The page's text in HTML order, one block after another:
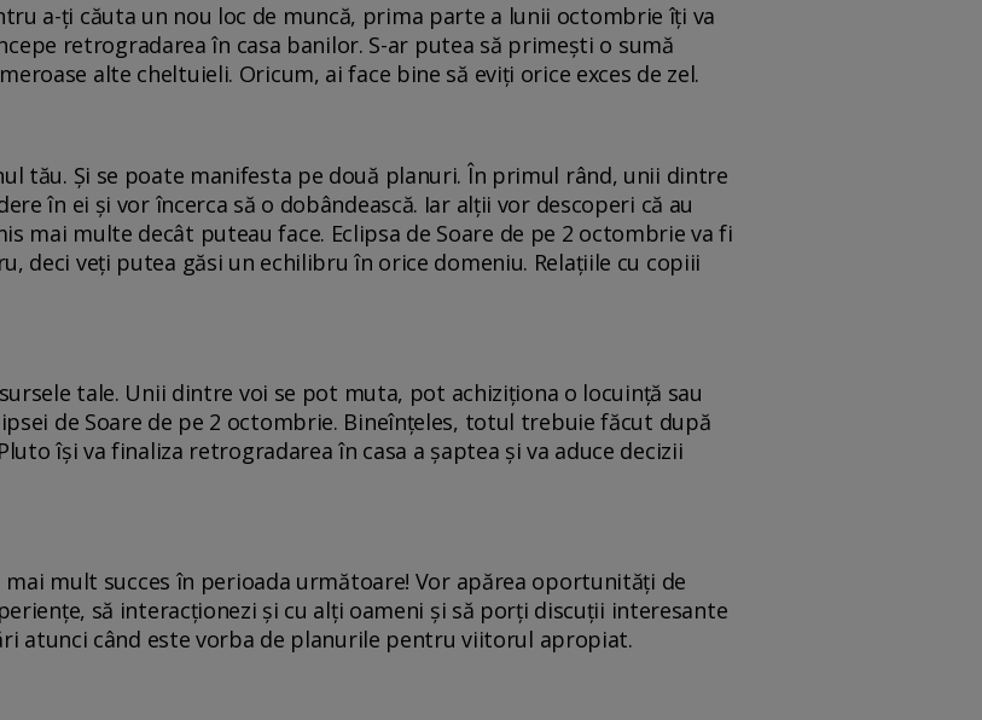
a-ți căuta un nou loc de muncă, prima parte a lunii octombrie îți va
retrogradarea în casa banilor. S-ar putea să primești o sumă
alte cheltuieli. Oricum, ai face bine să eviți orice exces de zel.
tău. Și se poate manifesta pe două planuri. În primul rând, unii dintre
în ei și vor încerca să o dobândească. Iar alții vor descoperi că au
mai multe decât puteau face. Eclipsa de Soare de pe 2 octombrie va fi
deci veți putea găsi un echilibru în orice domeniu. Relațiile cu copiii
tale. Unii dintre voi se pot muta, pot achiziționa o locuință sau
de Soare de pe 2 octombrie. Bineînțeles, totul trebuie făcut după
își va finaliza retrogradarea în casa a șaptea și va aduce decizii
mult succes în perioada următoare! Vor apărea oportunități de
să interacționezi și cu alți oameni și să porți discuții interesante
atunci când este vorba de planurile pentru viitorul apropiat.